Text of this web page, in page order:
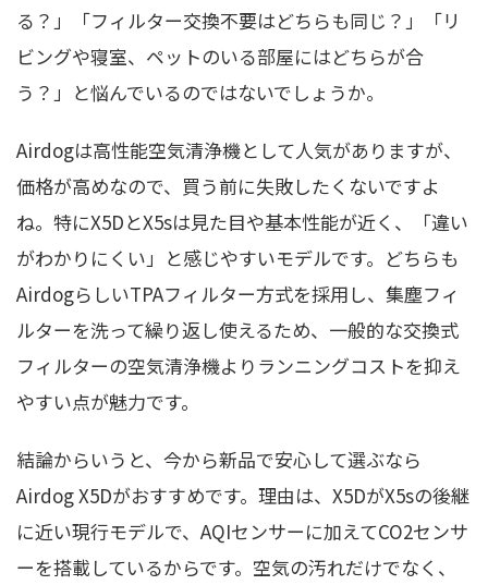
る？」「フィルター交換不要はどちらも同じ？」「リ
ビングや寝室、ペットのいる部屋にはどちらが合
う？」と悩んでいるのではないでしょうか。
Airdogは高性能空気清浄機として人気がありますが、
価格が高めなので、買う前に失敗したくないですよ
ね。特にX5DとX5sは見た目や基本性能が近く、「違い
がわかりにくい」と感じやすいモデルです。どちらも
AirdogらしいTPAフィルター方式を採用し、集塵フィ
ルターを洗って繰り返し使えるため、一般的な交換式
フィルターの空気清浄機よりランニングコストを抑え
やすい点が魅力です。
結論からいうと、今から新品で安心して選ぶなら
Airdog X5Dがおすすめです。理由は、X5DがX5sの後継
に近い現行モデルで、AQIセンサーに加えてCO2センサ
ーを搭載しているからです。空気の汚れだけでなく、